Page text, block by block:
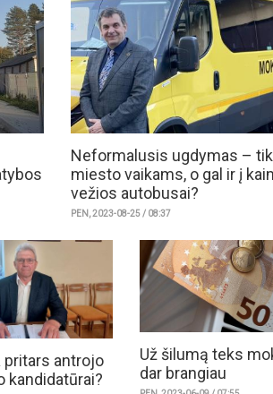
Neformalusis ugdymas – tik
miesto vaikams, o gal ir į
vežios autobusai?
PEN, 2023-08-25 / 08:37
pritars antrojo
kandidatūrai?
Už šilumą teks
dar brangiau